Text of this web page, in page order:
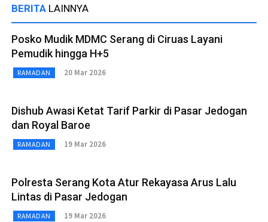
BERITA LAINNYA
Posko Mudik MDMC Serang di Ciruas Layani
Pemudik hingga H+5
RAMADAN 20 Mar 2026
Dishub Awasi Ketat Tarif Parkir di Pasar Jedogan
dan Royal Baroe
RAMADAN 19 Mar 2026
Polresta Serang Kota Atur Rekayasa Arus Lalu
Lintas di Pasar Jedogan
RAMADAN 19 Mar 2026